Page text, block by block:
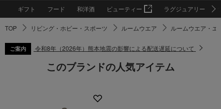
ギフト フード 和洋酒 ビューティー ラグジュアリー
TOP リビング・ホビー・スポーツ ルームウエア ルームウエア・エ
ご案内 令和8年（2026年）熊本地震の影響による配送遅延について
このブランドの人気アイテム